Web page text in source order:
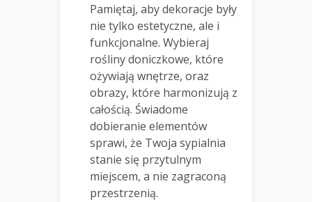
Pamiętaj, aby dekoracje były
nie tylko estetyczne, ale i
funkcjonalne. Wybieraj
rośliny doniczkowe, które
ożywiają wnętrze, oraz
obrazy, które harmonizują z
całością. Świadome
dobieranie elementów
sprawi, że Twoja sypialnia
stanie się przytulnym
miejscem, a nie zagraconą
przestrzenią.